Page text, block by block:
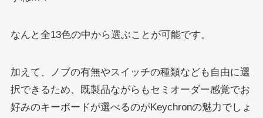
なんと全13色の中から選ぶことが可能です。
加えて、ノブの有無やスイッチの種類なども自由に選
択できるため、既製品ながらもセミオーダー感覚でお
好みのキーボードが選べるのがKeychronの魅力でしょ